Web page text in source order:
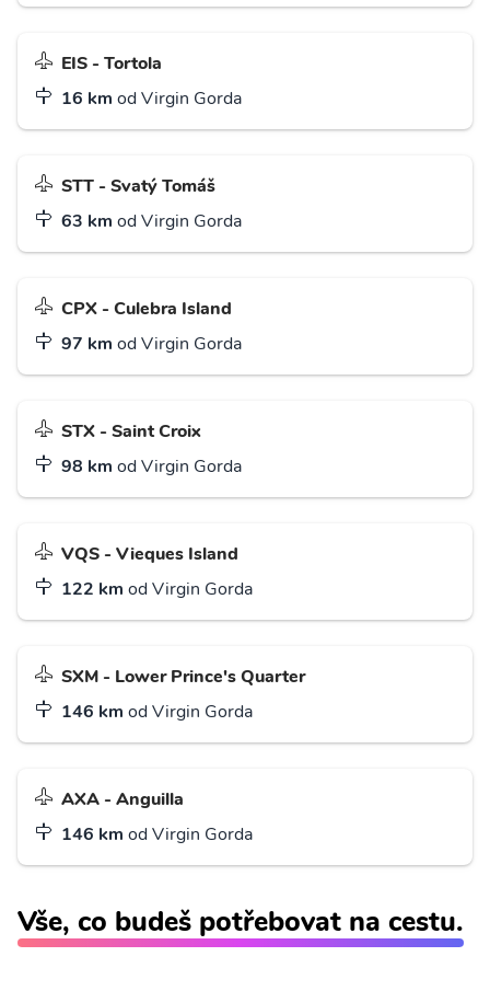
EIS - Tortola
16 km od Virgin Gorda
STT - Svatý Tomáš
63 km od Virgin Gorda
CPX - Culebra Island
97 km od Virgin Gorda
STX - Saint Croix
98 km od Virgin Gorda
VQS - Vieques Island
122 km od Virgin Gorda
SXM - Lower Prince's Quarter
146 km od Virgin Gorda
AXA - Anguilla
146 km od Virgin Gorda
Vše, co budeš potřebovat na cestu.